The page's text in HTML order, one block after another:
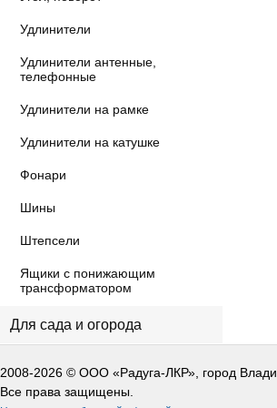
Удлинители
Удлинители антенные,
телефонные
Удлинители на рамке
Удлинители на катушке
Фонари
Шины
Штепсели
Ящики с понижающим
трансформатором
Для сада и огорода
2008-2026 © ООО «Радуга-ЛКР», город
Все права защищены.